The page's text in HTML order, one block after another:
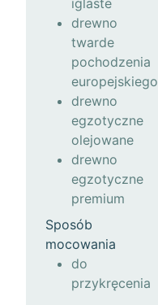
iglaste
drewno
twarde
pochodzenia
europejskiego
drewno
egzotyczne
olejowane
drewno
egzotyczne
premium
Sposób
mocowania
do
przykręcenia